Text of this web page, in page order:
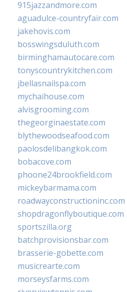
915jazzandmore.com
aguadulce-countryfair.com
jakehovis.com
bosswingsduluth.com
birminghamautocare.com
tonyscountrykitchen.com
jbellasnailspa.com
mychaihouse.com
alvisgrooming.com
thegeorginaestate.com
blythewoodseafood.com
paolosdelibangkok.com
bobacove.com
phoone24brookfield.com
mickeybarmama.com
roadwayconstructioninc.com
shopdragonflyboutique.com
sportszilla.org
batchprovisionsbar.com
brasserie-gobette.com
musicrearte.com
morseysfarms.com